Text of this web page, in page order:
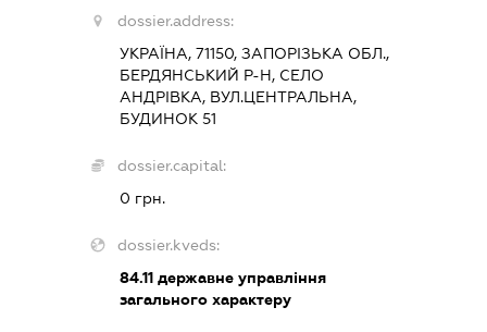
dossier.address:
УКРАЇНА, 71150, ЗАПОРІЗЬКА ОБЛ.,
БЕРДЯНСЬКИЙ Р-Н, СЕЛО
АНДРІВКА, ВУЛ.ЦЕНТРАЛЬНА,
БУДИНОК 51
dossier.capital:
0 грн.
dossier.kveds:
84.11державне управління
загального характеру